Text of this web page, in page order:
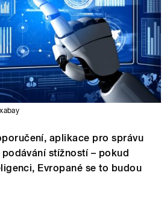
aplikace pro správu
stížností – pokud
Evropané se to budou